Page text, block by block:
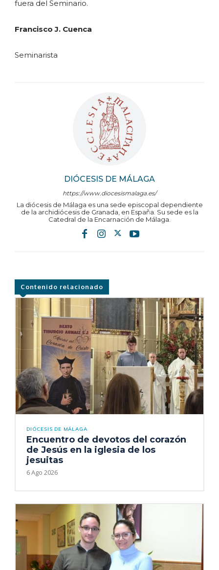
DIÓCESIS DE MÁLAGA
https://www.diocesismalaga.es/
La diócesis de Málaga es una sede episcopal dependiente
de la archidiócesis de Granada, en España. Su sede es la
Catedral de la Encarnación de Málaga.
fuera del Seminario.
Francisco J. Cuenca
Seminarista
Contenido relacionado
DIÓCESIS DE MÁLAGA
Encuentro de devotos del corazón
de Jesús en la iglesia de los
jesuitas
6 Ago 2026